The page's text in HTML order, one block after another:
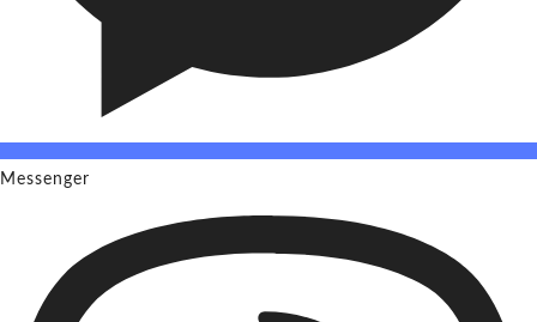
Messenger